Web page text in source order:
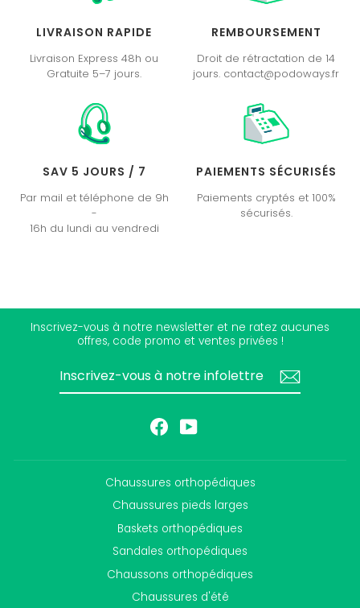
LIVRAISON RAPIDE
Livraison Express 48h ou
Gratuite 5–7 jours.
REMBOURSEMENT
Droit de rétractation de 14
jours. contact@podoways.fr
SAV 5 JOURS / 7
Par mail et téléphone de 9h
-
16h du lundi au vendredi
PAIEMENTS SÉCURISÉS
Paiements cryptés et 100%
sécurisés.
Inscrivez-vous à notre newsletter et ne ratez aucunes
offres, code promo et ventes privées !
FacebookYouTube
Chaussures orthopédiques
Chaussures pieds larges
Baskets orthopédiques
Sandales orthopédiques
Chaussons orthopédiques
Chaussures d'été